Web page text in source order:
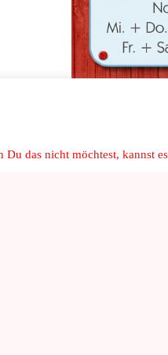
das nicht möchtest, kannst